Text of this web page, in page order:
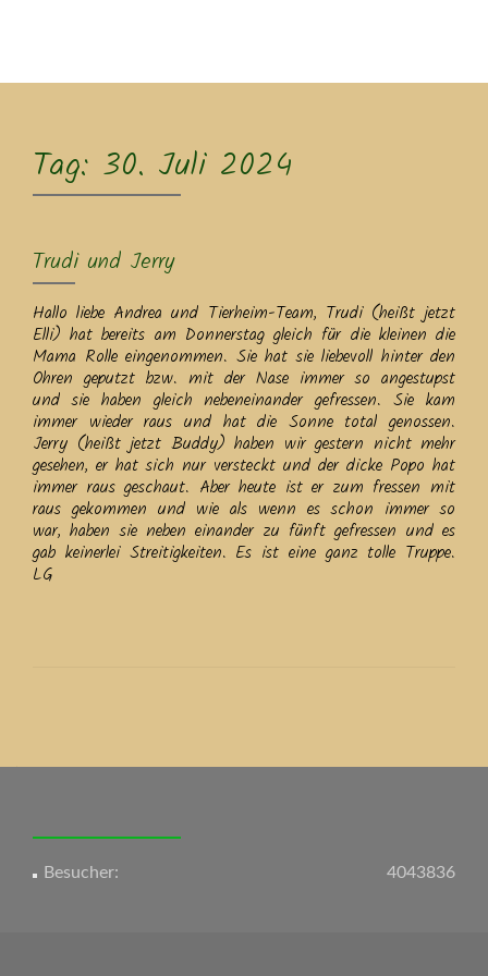
Tag: 30. Juli 2024
Trudi und Jerry
Hallo liebe Andrea und Tierheim-Team, Trudi (heißt jetzt
Elli) hat bereits am Donnerstag gleich für die kleinen die
Mama Rolle eingenommen. Sie hat sie liebevoll hinter den
Ohren geputzt bzw. mit der Nase immer so angestupst
und sie haben gleich nebeneinander gefressen. Sie kam
immer wieder raus und hat die Sonne total genossen.
Jerry (heißt jetzt Buddy) haben wir gestern nicht mehr
gesehen, er hat sich nur versteckt und der dicke Popo hat
immer raus geschaut. Aber heute ist er zum fressen mit
raus gekommen und wie als wenn es schon immer so
war, haben sie neben einander zu fünft gefressen und es
gab keinerlei Streitigkeiten. Es ist eine ganz tolle Truppe.
LG
Navigation
4043836
Besucher: